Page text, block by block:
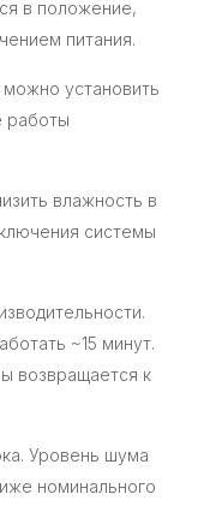
в положение,
питания.
установить
работы
влажность в
системы
~15 минут.
возвращается к
Уровень шума
номинального